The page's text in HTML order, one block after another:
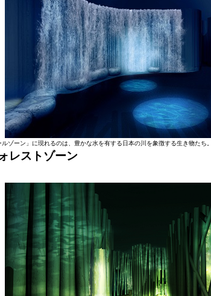
ルゾーン」に現れるのは、豊かな水を有する日本の川を象徴する生き物たち
レストゾーン